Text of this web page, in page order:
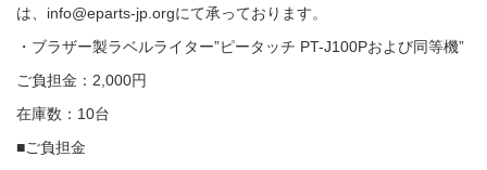
は、info@eparts-jp.orgにて承っております。
・ブラザー製ラベルライター”ピータッチ PT-J100Pおよび同等機”
ご負担金：2,000円
在庫数：10台
■ご負担金